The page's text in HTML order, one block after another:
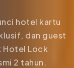
hotel kartu
dan guest
Hotel Lock
2 tahun.